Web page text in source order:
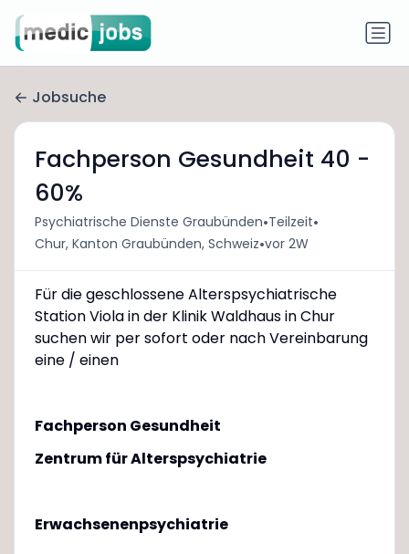
Jobsuche
Fachperson Gesundheit 40 -
60%
Psychiatrische Dienste Graubünden•Teilzeit•
Chur, Kanton Graubünden, Schweiz•vor 2W
Für die geschlossene Alterspsychiatrische
Station Viola in der Klinik Waldhaus in Chur
suchen wir per sofort oder nach Vereinbarung
eine / einen
Fachperson Gesundheit
Zentrum für Alterspsychiatrie
Erwachsenenpsychiatrie